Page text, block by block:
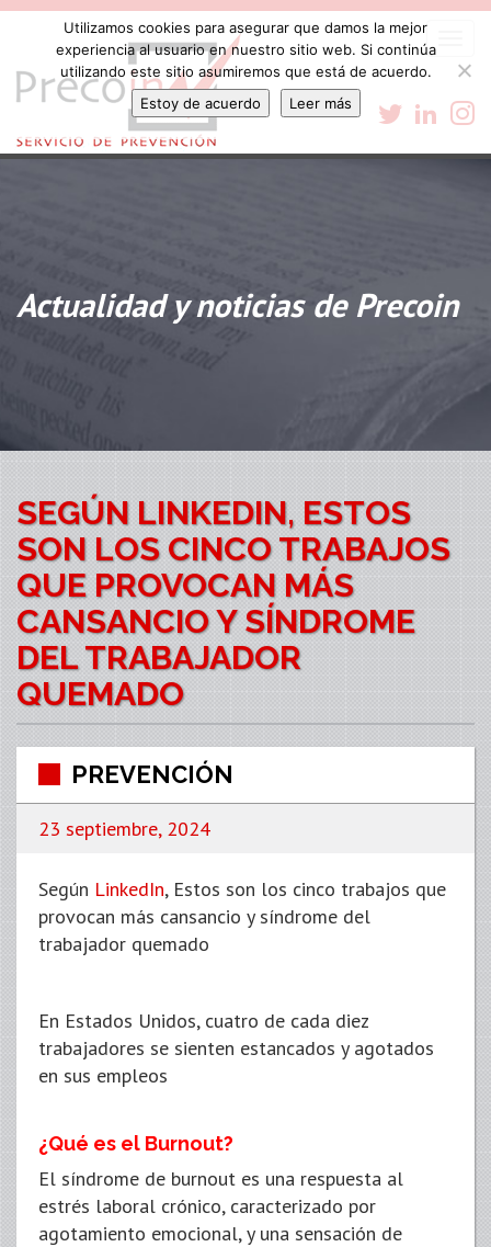
Actualidad y noticias de Precoin
SEGÚN LINKEDIN, ESTOS
SON LOS CINCO TRABAJOS
QUE PROVOCAN MÁS
CANSANCIO Y SÍNDROME
DEL TRABAJADOR
QUEMADO
PREVENCIÓN
23 septiembre, 2024
Según LinkedIn, Estos son los cinco trabajos que
provocan más cansancio y síndrome del
trabajador quemado
En Estados Unidos, cuatro de cada diez
trabajadores se sienten estancados y agotados
en sus empleos
¿Qué es el Burnout?
El síndrome de burnout es una respuesta al
estrés laboral crónico, caracterizado por
agotamiento emocional, y una sensación de
Utilizamos cookies para asegurar que damos la mejor
experiencia al usuario en nuestro sitio web. Si continúa
utilizando este sitio asumiremos que está de acuerdo.
Estoy de acuerdo
Leer más